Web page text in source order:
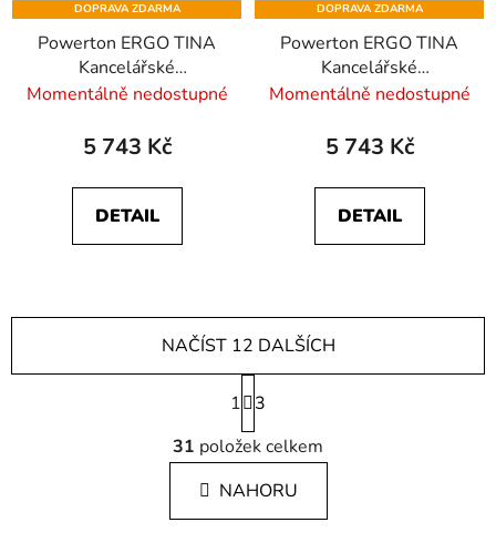
DOPRAVA ZDARMA
Powerton ERGO TINA
Kancelářské
ergonomické křeslo,
Momentálně nedostupné
5 743 Kč
DETAIL
DOPRAVA ZDARMA
Powerton ERGO TINA
Kancelářské
ergonomické křeslo,
Momentálně nedostupné
5 743 Kč
DETAIL
O
v
l
á
d
NAČÍST 12 DALŠÍCH
S
t
r
á
n
k
1
3
31 položek celkem
NAHORU